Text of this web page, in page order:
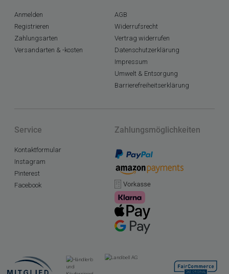
Anmelden
Registrieren
Zahlungsarten
Versandarten & -kosten
AGB
Widerrufsrecht
Vertrag widerrufen
Datenschutzerklärung
Impressum
Umwelt & Entsorgung
Barrierefreiheitserklärung
Service
Kontaktformular
Instagram
Pinterest
Facebook
Zahlungsmöglichkeiten